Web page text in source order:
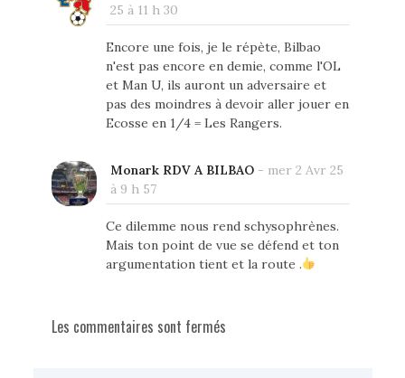
25 à 11 h 30
Encore une fois, je le répète, Bilbao
n'est pas encore en demie, comme l'OL
et Man U, ils auront un adversaire et
pas des moindres à devoir aller jouer en
Ecosse en 1/4 = Les Rangers.
Monark RDV A BILBAO- mer 2 Avr 25
à 9 h 57
Ce dilemme nous rend schysophrènes.
Mais ton point de vue se défend et ton
argumentation tient et la route .
Les commentaires sont fermés